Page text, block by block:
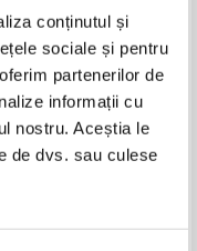
conținutul și
sociale și pentru
partenerilor de
informații cu
nostru. Aceștia le
de dvs. sau culese
Sidney Sheldon - Sammy
Pret:19,00Lei 9,50 Lei
în coș